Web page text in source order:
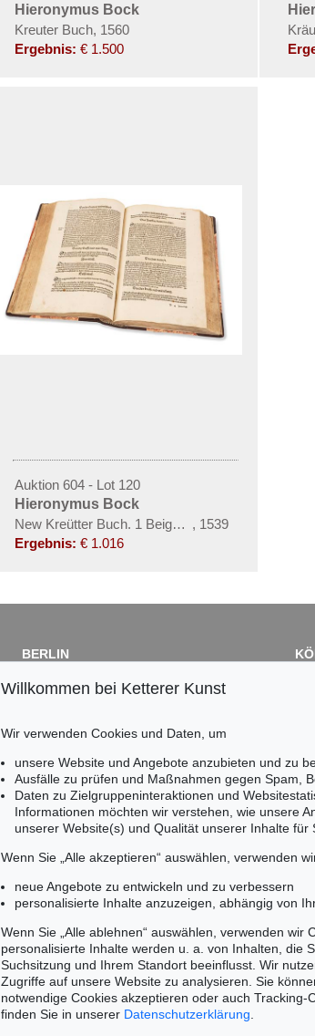
Hieronymus Bock
Kreuter Buch, 1560
Ergebnis: € 1.500
Auktion 604 - Lot 120
Hieronymus Bock
New Kreütter Buch. 1 Beigabe, 1539
Ergebnis: € 1.016
BERLIN
Fasanenstr. 70
Tel.: +49 (0)30 88 67 53-63
infoberlin@kettererkunst.de
Keine Auktion mehr verpassen!
Wir informieren Sie rechtzeitig.
Willkommen bei Ketterer Kunst
Wir verwenden Cookies und Daten, um
unsere Website und Angebote anzubieten und zu
Ausfälle zu prüfen und Maßnahmen gegen Spam,
Daten zu Zielgruppeninteraktionen und
Informationen möchten wir verstehen, wie unsere
unserer Website(s) und Qualität unserer Inhalte für
Wenn Sie „Alle akzeptieren“ auswählen, verwenden
neue Angebote zu entwickeln und zu verbessern
personalisierte Inhalte anzuzeigen, abhängig von
Wenn Sie „Alle ablehnen“ auswählen, verwenden
personalisierte Inhalte werden u. a. von Inhalten, die
Suchsitzung und Ihrem Standort beeinflusst. Wir
Zugriffe auf unsere Website zu analysieren. Sie
notwendige Cookies akzeptieren oder auch
finden Sie in unserer Datenschutzerklärung